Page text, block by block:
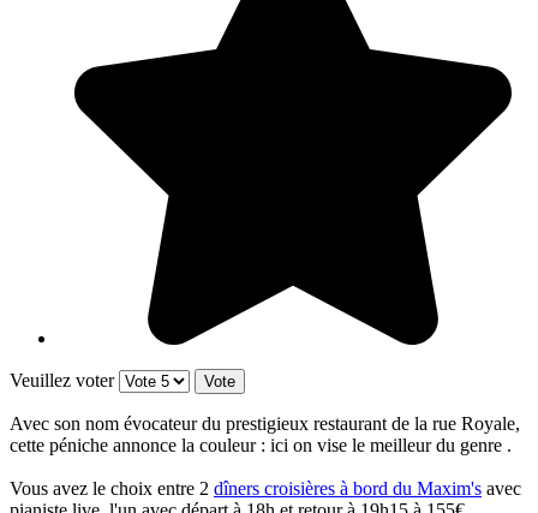
Veuillez voter
Avec son nom évocateur du prestigieux restaurant de la rue Royale,
cette péniche annonce la couleur : ici on vise le meilleur du genre .
Vous avez le choix entre 2 dîners croisières à bord du Maxim's avec